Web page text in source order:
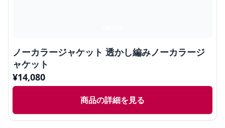
ノーカラージャケット 透かし編みノーカラージ
ャケット
¥14,080
商品の詳細を見る